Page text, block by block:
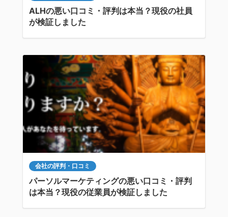
ALHの悪い口コミ・評判は本当？現役の社員
が検証しました
会社の評判・口コミ
パーソルマーケティングの悪い口コミ・評判
は本当？現役の従業員が検証しました